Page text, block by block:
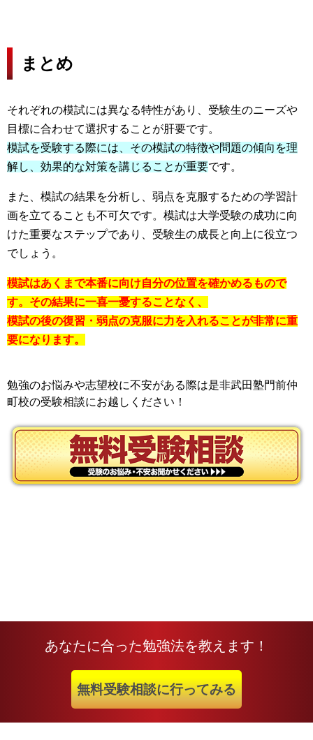
まとめ
それぞれの模試には異なる特性があり、受験生のニーズや
目標に合わせて選択することが肝要です。
模試を受験する際には、その模試の特徴や問題の傾向を理
解し、効果的な対策を講じることが重要です。
また、模試の結果を分析し、弱点を克服するための学習計
画を立てることも不可欠です。模試は大学受験の成功に向
けた重要なステップであり、受験生の成長と向上に役立つ
でしょう。
模試はあくまで本番に向け自分の位置を確かめるもので
す。その結果に一喜一憂することなく、
模試の後の復習・弱点の克服に力を入れることが非常に重
要になります。
勉強のお悩みや志望校に不安がある際は是非武田塾門前仲
町校の受験相談にお越しください！
あなたに合った勉強法を教えます！
無料受験相談に行ってみる